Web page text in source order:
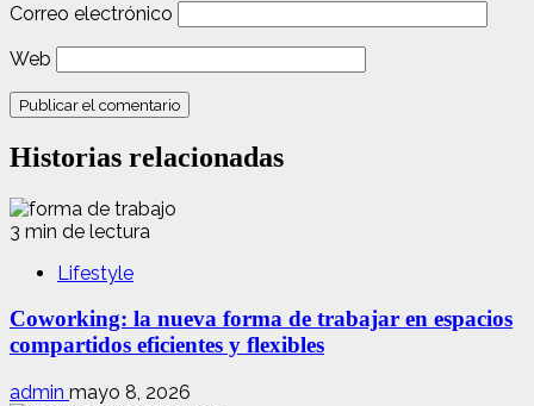
Correo electrónico
Web
Historias relacionadas
3 min de lectura
Lifestyle
Coworking: la nueva forma de trabajar en espacios
compartidos eficientes y flexibles
admin mayo 8, 2026